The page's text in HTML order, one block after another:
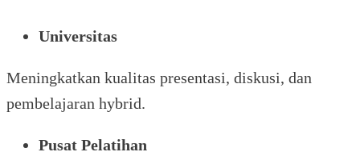
Universitas
Meningkatkan kualitas presentasi, diskusi, dan
pembelajaran hybrid.
Pusat Pelatihan